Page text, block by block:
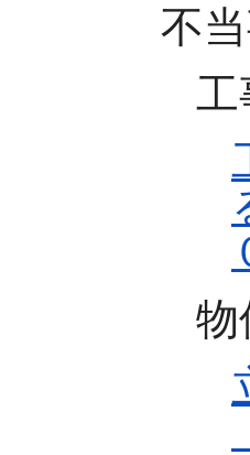
不
工
物